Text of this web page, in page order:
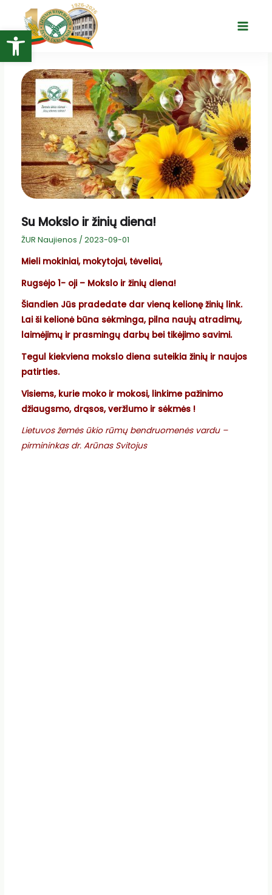
Open toolbar
turinio
Main
Su Mokslo ir žinių diena!
ŽUR Naujienos / 2023-09-01
Mieli mokiniai, mokytojai, tėveliai,
Rugsėjo 1- oji – Mokslo ir žinių diena!
Šiandien Jūs pradedate dar vieną kelionę žinių link.
Lai ši kelionė būna sėkminga, pilna naujų atradimų,
laimėjimų ir prasmingų darbų bei tikėjimo savimi.
Tegul kiekviena mokslo diena suteikia žinių ir naujos
patirties.
Visiems, kurie moko ir mokosi, linkime pažinimo
džiaugsmo, drąsos, veržlumo ir sėkmės !
Lietuvos žemės ūkio rūmų bendruomenės vardu –
pirmininkas dr. Arūnas Svitojus